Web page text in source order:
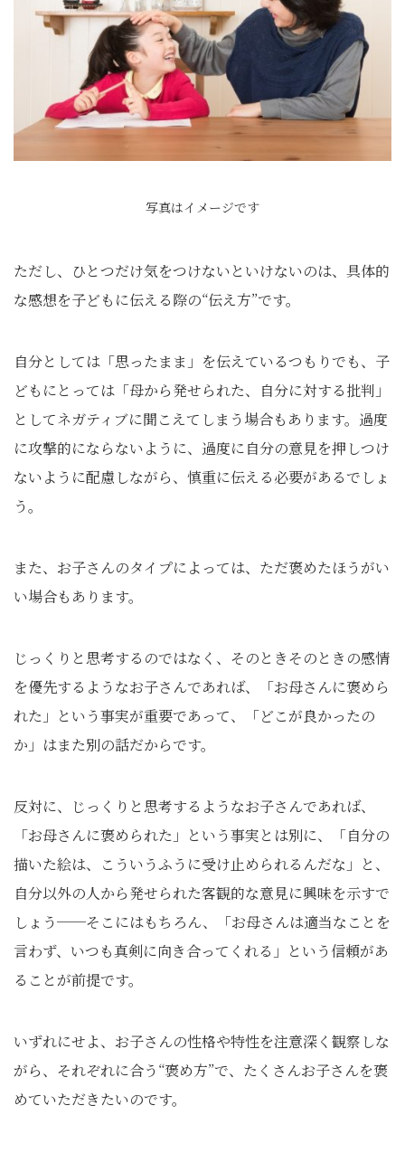
写真はイメージです
ただし、ひとつだけ気をつけないといけないのは、具体的
な感想を子どもに伝える際の“伝え方”です。
自分としては「思ったまま」を伝えているつもりでも、子
どもにとっては「母から発せられた、自分に対する批判」
としてネガティブに聞こえてしまう場合もあります。過度
に攻撃的にならないように、過度に自分の意見を押しつけ
ないように配慮しながら、慎重に伝える必要があるでしょ
う。
また、お子さんのタイプによっては、ただ褒めたほうがい
い場合もあります。
じっくりと思考するのではなく、そのときそのときの感情
を優先するようなお子さんであれば、「お母さんに褒めら
れた」という事実が重要であって、「どこが良かったの
か」はまた別の話だからです。
反対に、じっくりと思考するようなお子さんであれば、
「お母さんに褒められた」という事実とは別に、「自分の
描いた絵は、こういうふうに受け止められるんだな」と、
自分以外の人から発せられた客観的な意見に興味を示すで
しょう──そこにはもちろん、「お母さんは適当なことを
言わず、いつも真剣に向き合ってくれる」という信頼があ
ることが前提です。
いずれにせよ、お子さんの性格や特性を注意深く観察しな
がら、それぞれに合う“褒め方”で、たくさんお子さんを褒
めていただきたいのです。